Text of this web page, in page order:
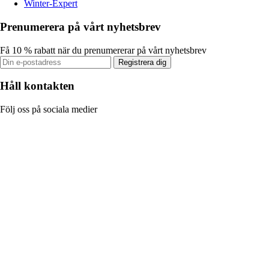
Winter-Expert
Prenumerera på vårt nyhetsbrev
Få 10 % rabatt när du prenumererar på vårt nyhetsbrev
Registrera dig
Håll kontakten
Följ oss på sociala medier